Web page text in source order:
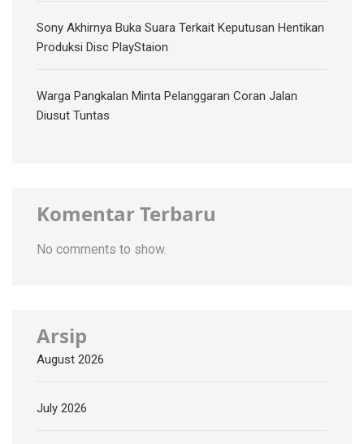
Sony Akhirnya Buka Suara Terkait Keputusan Hentikan
Produksi Disc PlayStaion
Warga Pangkalan Minta Pelanggaran Coran Jalan
Diusut Tuntas
Komentar Terbaru
No comments to show.
Arsip
August 2026
July 2026